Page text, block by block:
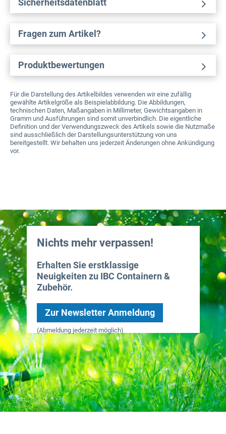
Sicherheitsdatenblatt
Fragen zum Artikel?
Produktbewertungen
Für die Darstellung des Artikelbildes verwenden wir eine zufällig
gewählte Artikelgröße als Beispielabbildung. Die Abbildungen,
technischen Daten, Maßangaben in Millimeter, Gewichtsangaben in
Gramm und Ausführungen sind somit unverbindlich. Die eigentliche
Definition und der Verwendungszweck des Artikels sowie die Nutzmaße
sind ausschließlich der Darstellungsunterstützung von uns
bereitgestellt. Wir behalten uns jederzeit Änderungen ohne Ankündigung
vor.
Nichts mehr verpassen!
Erhalten Sie erstklassige
Neuigkeiten zu IBC Containern &
Zubehör.
Zur Newsletter Anmeldung
(Abmeldung jederzeit möglich)